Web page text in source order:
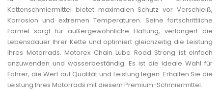
Kettenschmiermittel bietet maximalen Schutz vor Verschleiß,
Korrosion und extremen Temperaturen. Seine fortschrittliche
Formel sorgt für außergewöhnliche Haftung, verlängert die
Lebensdauer Ihrer Kette und optimiert gleichzeitig die Leistung
Ihres Motorrads. Motorex Chain Lube Road Strong ist einfach
anzuwenden und wasserbeständig. Es ist die ideale Wahl für
Fahrer, die Wert auf Qualität und Leistung legen. Erhalten Sie die
Leistung Ihres Motorrads mit diesem Premium-Schmiermittel.